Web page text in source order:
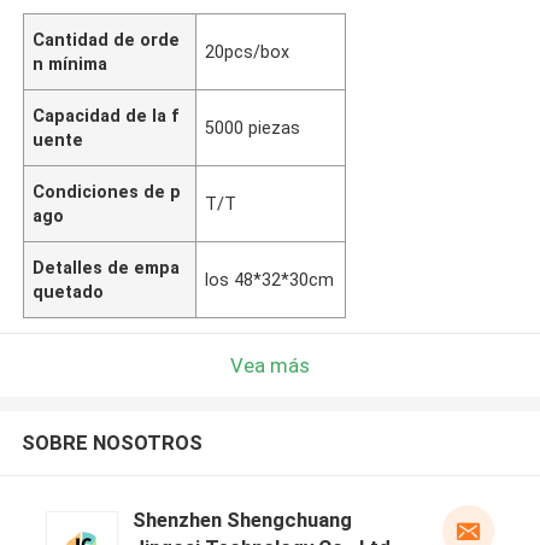
Cantidad de orde
n mínima
20pcs/box
Capacidad de la f
uente
5000 piezas
Condiciones de p
ago
T/T
Detalles de empa
quetado
los 48*32*30cm
Vea más
SOBRE NOSOTROS
Shenzhen Shengchuang